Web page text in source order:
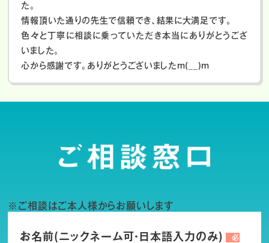
た。
情報頂いた通りの先生で信頼でき、結果に大満足です。
色々と丁寧に相談に乗っていただき本当にありがとうござ
いました。
心から感謝です。ありがとうございましたm(__)m
※ご相談はご本人様からお願いします
お名前(ニックネーム可・日本語入力のみ)
必